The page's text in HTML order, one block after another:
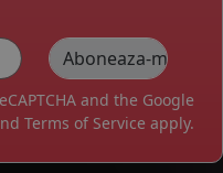
and the Google
Terms of Service apply.